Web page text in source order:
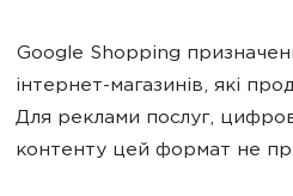
Google Shopping
інтернет-магазинів, які
Для реклами послуг,
контенту цей формат не